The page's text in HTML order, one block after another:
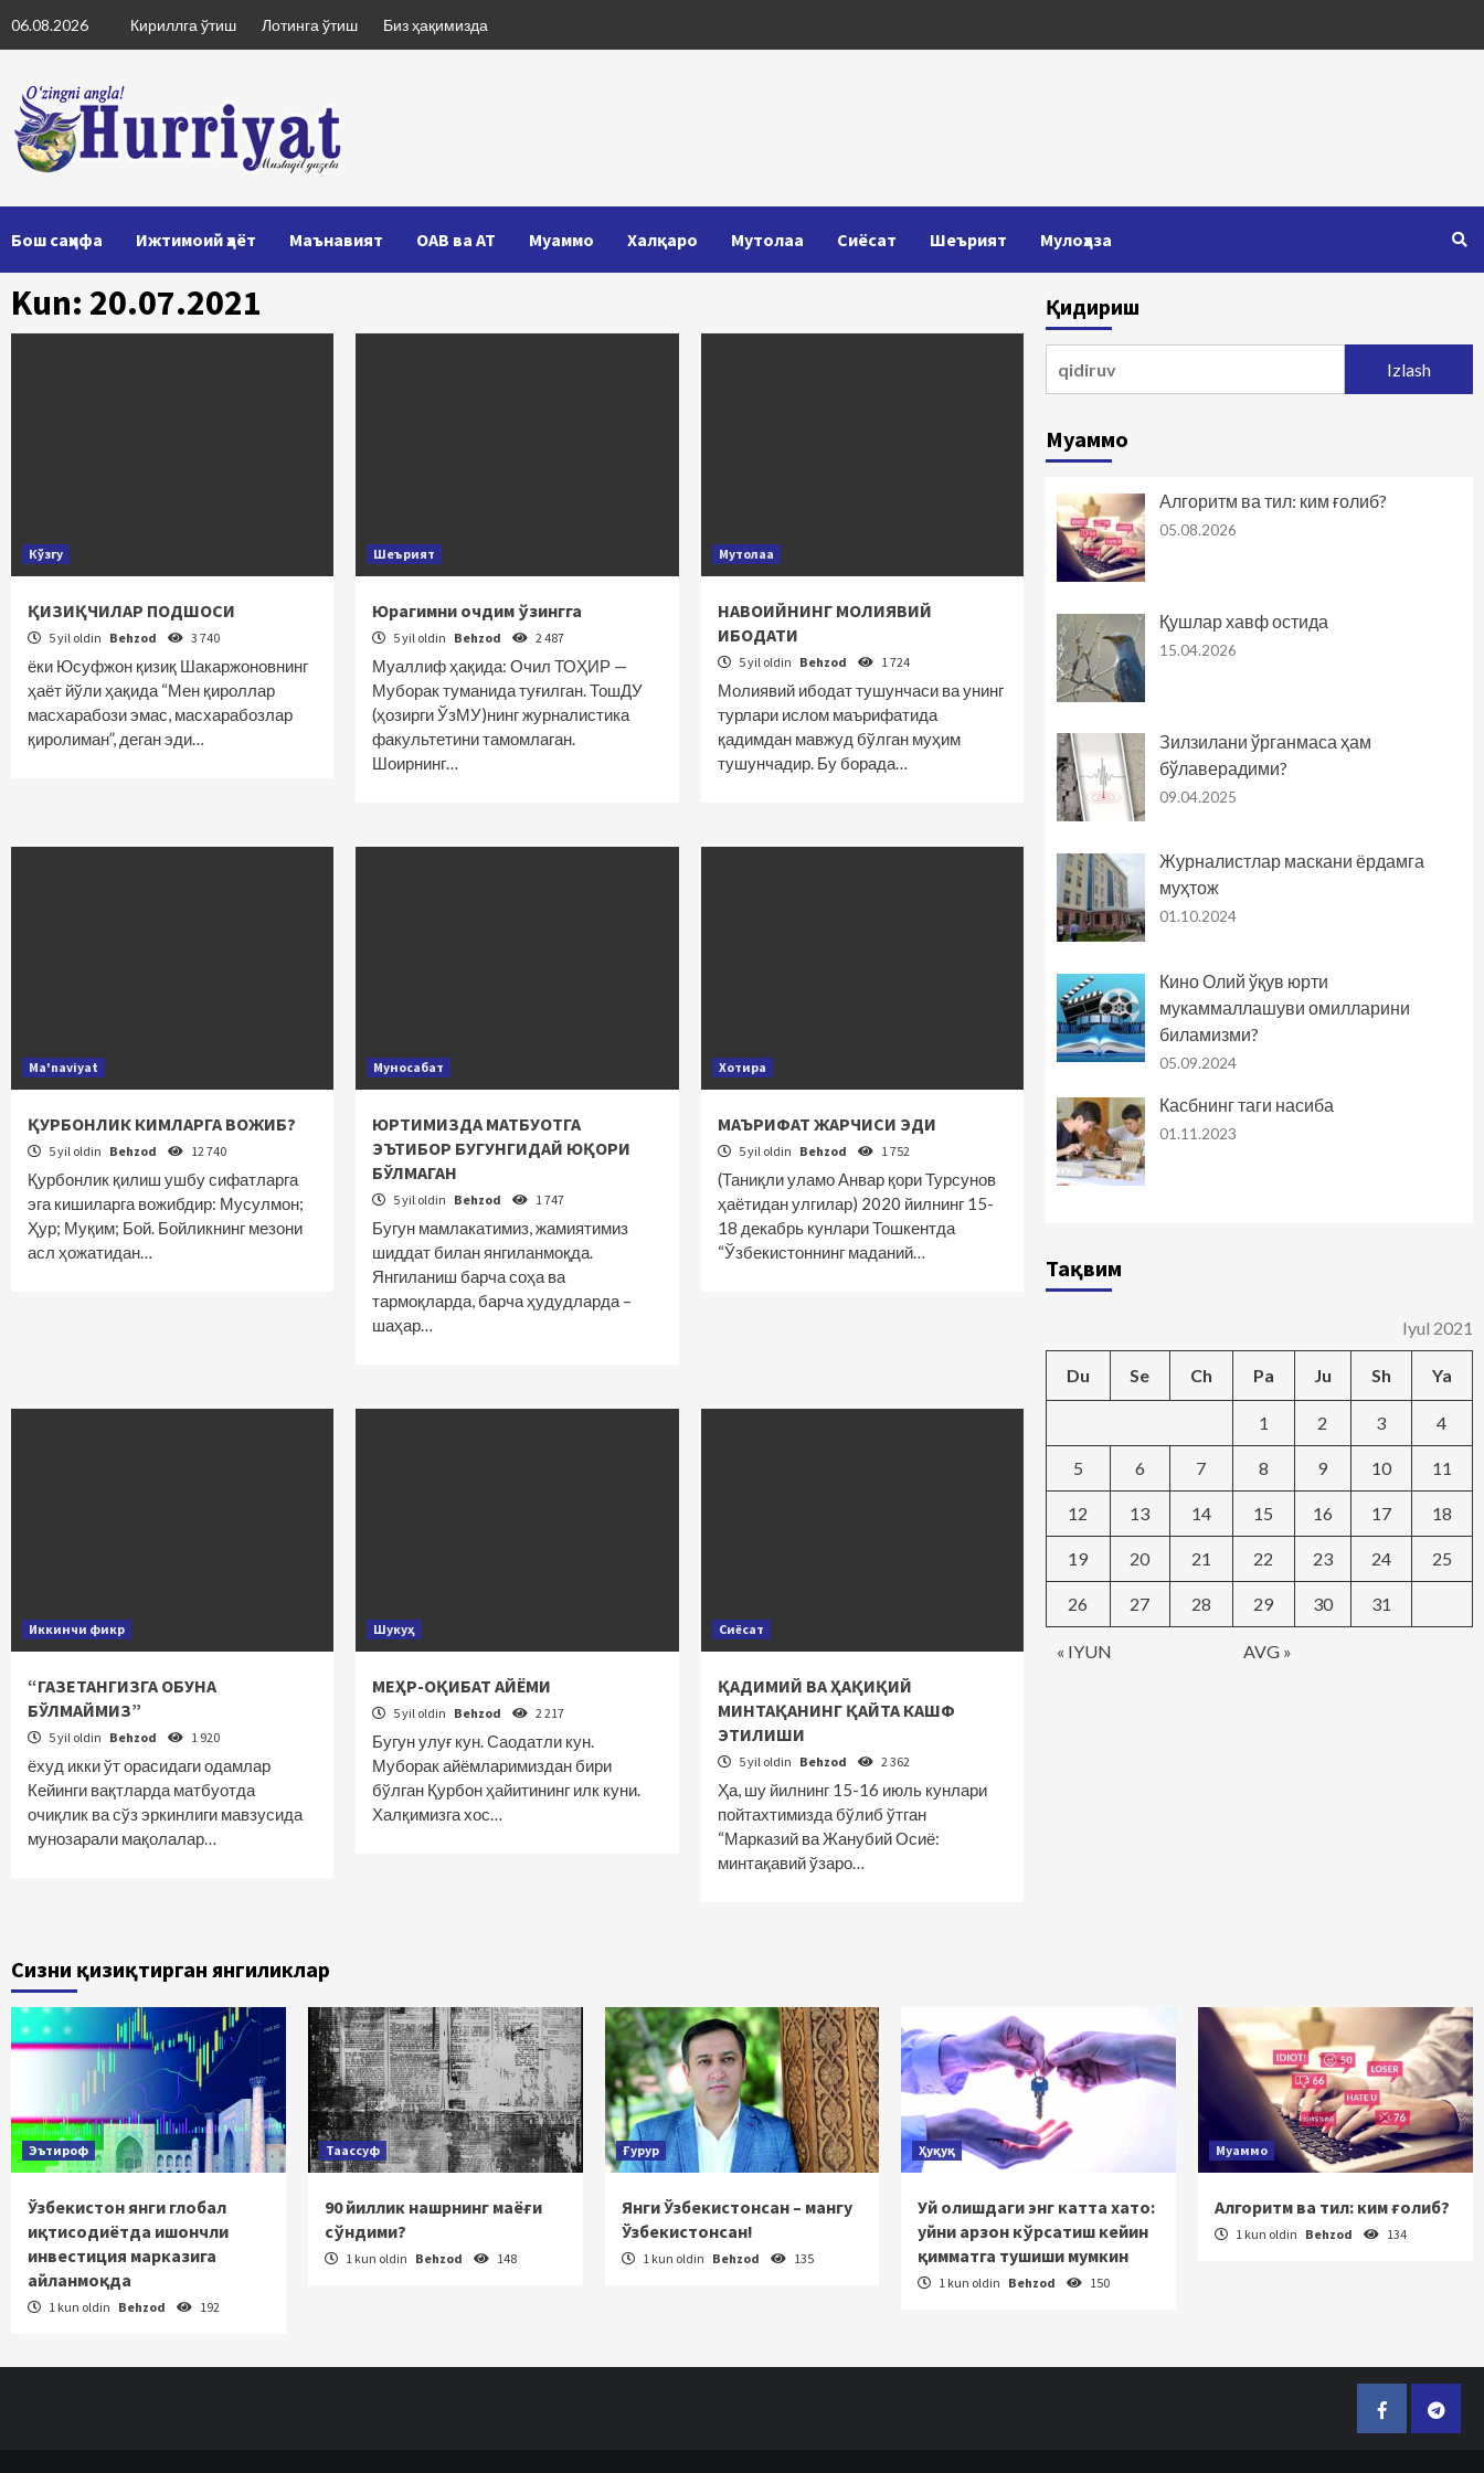
to
06.08.2026 Кириллга ўтиш Лотинга ўтиш Биз ҳақимизда
Бош саҳифа Ижтимоий ҳаёт Маънавият ОАВ ва АТ Муаммо Халқаро Мутолаа Сиёсат Шеърият Мулоҳаза
Kun: 20.07.2021
Кўзгу
ҚИЗИҚЧИЛАР ПОДШОСИ
5 yil oldin Behzod 3 740
ёки Юсуфжон қизиқ Шакаржоновнинг
ҳаёт йўли ҳақида “Мен қироллар
масхарабози эмас, масхарабозлар
қиролиман”, деган эди…
Шеърият
Юрагимни очдим ўзингга
5 yil oldin Behzod 2 487
Муаллиф ҳақида: Очил ТОҲИР —
Муборак туманида туғилган. ТошДУ
(ҳозирги ЎзМУ)нинг журналистика
факультетини тамомлаган.
Шоирнинг…
Мутолаа
НАВОИЙНИНГ МОЛИЯВИЙ
ИБОДАТИ
5 yil oldin Behzod 1 724
Молиявий ибодат тушунчаси ва унинг
турлари ислом маърифатида
қадимдан мавжуд бўлган муҳим
тушунчадир. Бу борада…
Ma'naviyat
ҚУРБОНЛИК КИМЛАРГА ВОЖИБ?
5 yil oldin Behzod 12 740
Қурбонлик қилиш ушбу сифатларга
эга кишиларга вожибдир: Мусулмон;
Ҳур; Муқим; Бой. Бойликнинг мезони
асл ҳожатидан…
Муносабат
ЮРТИМИЗДА МАТБУОТГА
ЭЪТИБОР БУГУНГИДАЙ ЮҚОРИ
БЎЛМАГАН
5 yil oldin Behzod 1 747
Бугун мамлакатимиз, жамиятимиз
шиддат билан янгиланмоқда.
Янгиланиш барча соҳа ва
тармоқларда, барча ҳудудларда –
шаҳар…
Хотира
МАЪРИФАТ ЖАРЧИСИ ЭДИ
5 yil oldin Behzod 1 752
(Таниқли уламо Анвар қори Турсунов
ҳаётидан улгилар) 2020 йилнинг 15-
18 декабрь кунлари Тошкентда
“Ўзбекис­тоннинг маданий…
Иккинчи фикр
“ГАЗЕТАНГИЗГА ОБУНА
БЎЛМАЙМИЗ”
5 yil oldin Behzod 1 920
ёхуд икки ўт орасидаги одамлар
Кейинги вақтларда матбуотда
очиқлик ва сўз эркинлиги мавзусида
мунозарали мақолалар…
Шукуҳ
МЕҲР-ОҚИБАТ АЙЁМИ
5 yil oldin Behzod 2 217
Бугун улуғ кун. Саодатли кун.
Муборак айёмларимиздан бири
бўлган Қурбон ҳайитининг илк куни.
Халқимизга хос…
Сиёсат
ҚАДИМИЙ ВА ҲАҚИҚИЙ
МИНТАҚАНИНГ ҚАЙТА КАШФ
ЭТИЛИШИ
5 yil oldin Behzod 2 362
Ҳа, шу йилнинг 15-16 июль кунлари
пойтахтимизда бўлиб ўтган
“Марказий ва Жанубий Осиё:
минтақавий ўзаро…
Қидириш
Муаммо
Алгоритм ва тил: ким ғолиб?
05.08.2026
Қушлар хавф остида
15.04.2026
Зилзилани ўрганмаса ҳам
бўлаверадими?
09.04.2025
Журналистлар маскани ёрдамга
муҳтож
01.10.2024
Кино Олий ўқув юрти
мукаммаллашуви омилларини
биламизми?
05.09.2024
Касбнинг таги насиба
01.11.2023
Тақвим
Iyul 2021
Du Se Ch Pa Ju Sh Ya
« IYUN AVG »
1 2 3 4
5 6 7 8 9 10 11
12 13 14 15 16 17 18
19 20 21 22 23 24 25
26 27 28 29 30 31
Сизни қизиқтирган янгиликлар
Эътироф
Ўзбекистон янги глобал
иқтисодиётда ишончли
инвестиция марказига
айланмоқда
1 kun oldin Behzod 192
Таассуф
90 йиллик нашрнинг маёғи
сўндими?
1 kun oldin Behzod 148
Ғурур
Янги Ўзбекистонсан – мангу
Ўзбекистонсан!
1 kun oldin Behzod 135
Ҳуқуқ
Уй олишдаги энг катта хато:
уйни арзон кўрсатиш кейин
қимматга тушиши мумкин
1 kun oldin Behzod 150
Муаммо
Алгоритм ва тил: ким ғолиб?
1 kun oldin Behzod 134
Facebook